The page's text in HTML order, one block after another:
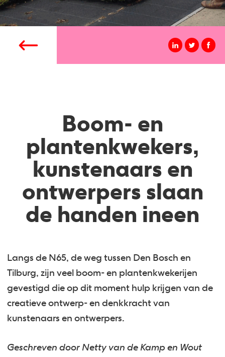
Boom- en
plantenkwekers,
kunstenaars en
ontwerpers slaan
de handen ineen
Langs de N65, de weg tussen Den Bosch en
Tilburg, zijn veel boom- en plantenkwekerijen
gevestigd die op dit moment hulp krijgen van de
creatieve ontwerp- en denkkracht van
kunstenaars en ontwerpers.
Geschreven door Netty van de Kamp en Wout